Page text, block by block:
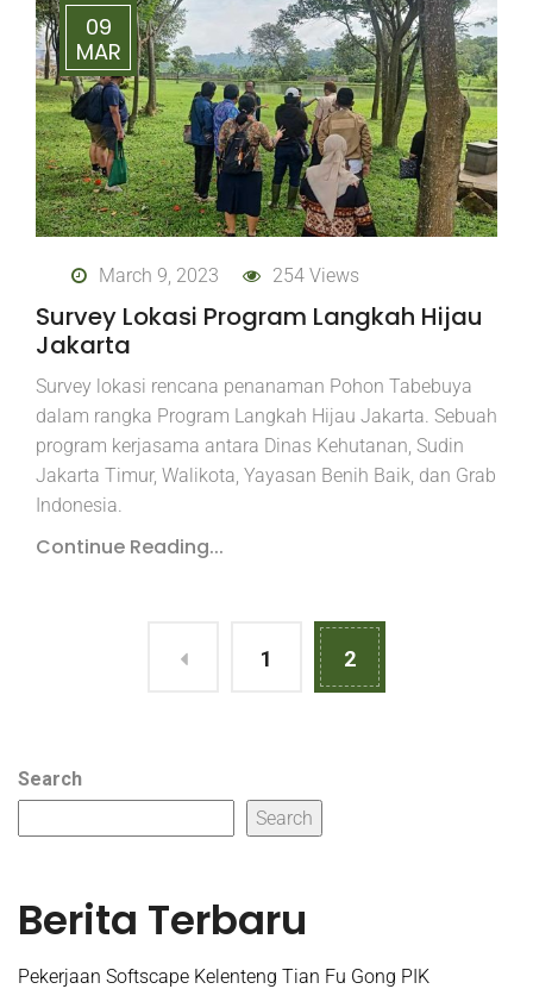
09
MAR
March 9, 2023 254 Views
Survey Lokasi Program Langkah Hijau
Jakarta
Survey lokasi rencana penanaman Pohon Tabebuya
dalam rangka Program Langkah Hijau Jakarta. Sebuah
program kerjasama antara Dinas Kehutanan, Sudin
Jakarta Timur, Walikota, Yayasan Benih Baik, dan Grab
Indonesia.
Continue Reading...
1 2
Search
Search
Berita Terbaru
Pekerjaan Softscape Kelenteng Tian Fu Gong PIK